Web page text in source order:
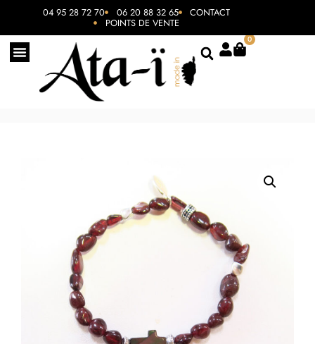
04 95 28 72 70 06 20 88 32 65 CONTACT
POINTS DE VENTE
0